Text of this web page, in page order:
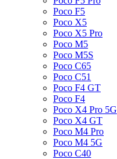
Poco F5
Poco X5
Poco X5 Pro
Poco M5
Poco M5S
Poco C65
Poco C51
Poco F4 GT
Poco F4
Poco X4 Pro 5G
Poco X4 GT
Poco M4 Pro
Poco M4 5G
Poco C40